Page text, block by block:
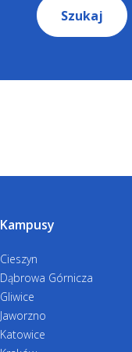
Szukaj
Kampusy
Cieszyn
Dąbrowa Górnicza
Gliwice
Jaworzno
Katowice